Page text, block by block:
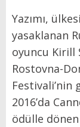
Yazımı,
yasaklanan
oyuncu Kirill
Rostovna-
Festivali’nin
2016’da
ödülle dönen